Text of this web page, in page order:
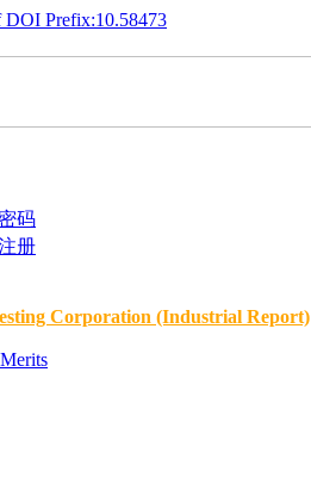
DOI Prefix:10.58473
码
册
Corporation (Industrial Report)